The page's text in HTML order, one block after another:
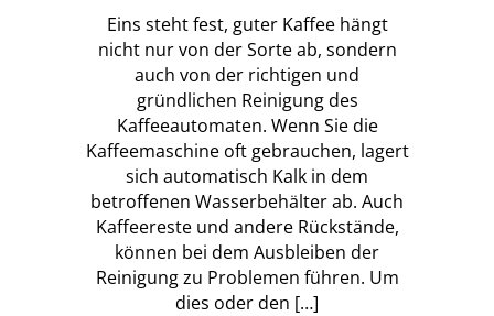
Eins steht fest, guter Kaffee hängt
nicht nur von der Sorte ab, sondern
auch von der richtigen und
gründlichen Reinigung des
Kaffeeautomaten. Wenn Sie die
Kaffeemaschine oft gebrauchen, lagert
sich automatisch Kalk in dem
betroffenen Wasserbehälter ab. Auch
Kaffeereste und andere Rückstände,
können bei dem Ausbleiben der
Reinigung zu Problemen führen. Um
dies oder den […]